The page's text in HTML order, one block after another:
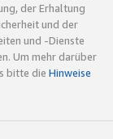
der Erhaltung
und der
und -Dienste
Um mehr darüber
bitte die Hinweise